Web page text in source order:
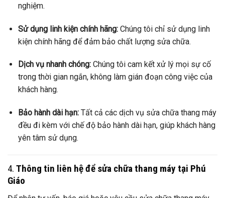
nghiệm.
Sử dụng linh kiện chính hãng:Chúng tôi chỉ sử dụng linh
kiện chính hãng để đảm bảo chất lượng sửa chữa.
Dịch vụ nhanh chóng:Chúng tôi cam kết xử lý mọi sự cố
trong thời gian ngắn, không làm gián đoạn công việc của
khách hàng.
Bảo hành dài hạn:Tất cả các dịch vụ sửa chữa thang máy
đều đi kèm với chế độ bảo hành dài hạn, giúp khách hàng
yên tâm sử dụng.
4. Thông tin liên hệ để sửa chữa thang máy tại Phú
Giáo